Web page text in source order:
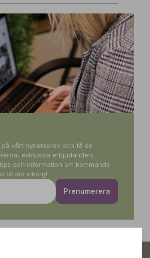
på vårt nyhetsbrev och få de
exklusiva erbjudanden,
och information om kommande
till din inkorg!
Prenumerera